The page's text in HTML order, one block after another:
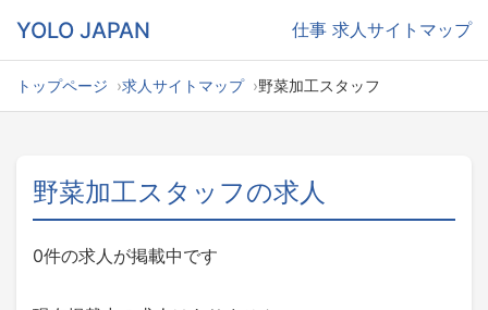
YOLO JAPAN 仕事 求人サイトマップ
トップページ 求人サイトマップ 野菜加工スタッフ
野菜加工スタッフの求人
0件の求人が掲載中です